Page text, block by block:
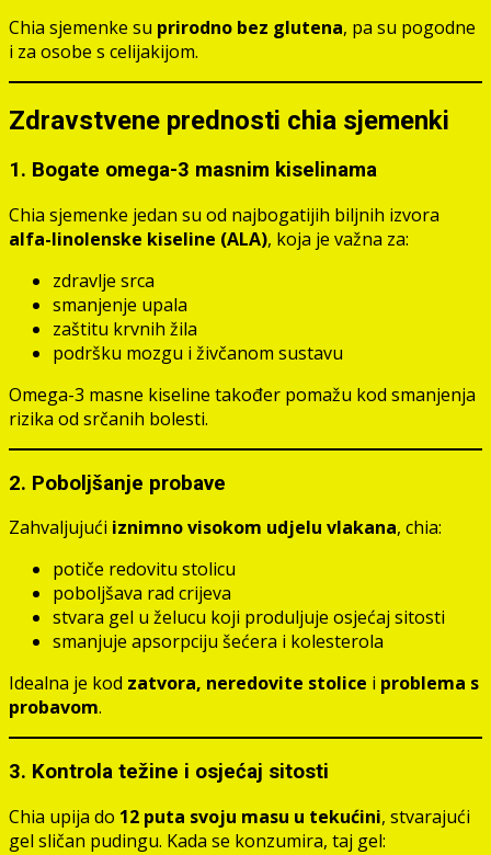
Chia sjemenke su prirodno bez glutena, pa su pogodne
i za osobe s celijakijom.
Zdravstvene prednosti chia sjemenki
1. Bogate omega-3 masnim kiselinama
Chia sjemenke jedan su od najbogatijih biljnih izvora
alfa-linolenske kiseline (ALA), koja je važna za:
zdravlje srca
smanjenje upala
zaštitu krvnih žila
podršku mozgu i živčanom sustavu
Omega-3 masne kiseline također pomažu kod smanjenja
rizika od srčanih bolesti.
2. Poboljšanje probave
Zahvaljujući iznimno visokom udjelu vlakana, chia:
potiče redovitu stolicu
poboljšava rad crijeva
stvara gel u želucu koji produljuje osjećaj sitosti
smanjuje apsorpciju šećera i kolesterola
Idealna je kod zatvora, neredovite stolice i problema s
probavom.
3. Kontrola težine i osjećaj sitosti
Chia upija do 12 puta svoju masu u tekućini, stvarajući
gel sličan pudingu. Kada se konzumira, taj gel: